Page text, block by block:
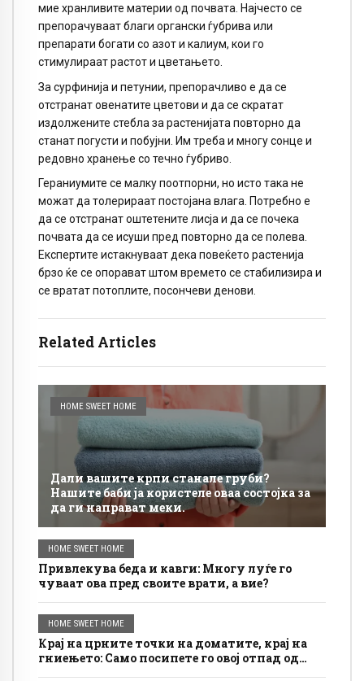
Related Articles
HOME SWEET HOME
Дали вашите крпи станале груби?
Нашите баби ја користеле оваа состојка за
да ги направат меки.
HOME SWEET HOME
Привлекува беда и кавги: Многу луѓе го
чуваат ова пред своите врати, а вие?
HOME SWEET HOME
Крај на црните точки на доматите, крај на
гниењето: Само посипете го овој отпад од
мие хранливите материи од почвата. Најчесто се
препорачуваат благи органски ѓубрива или
препарати богати со азот и калиум, кои го
стимулираат растот и цветањето.
За сурфинија и петунии, препорачливо е да се
отстранат овенатите цветови и да се скратат
издолжените стебла за растенијата повторно да
станат погусти и побујни. Им треба и многу сонце и
редовно хранење со течно ѓубриво.
Гераниумите се малку поотпорни, но исто така не
можат да толерираат постојана влага. Потребно е
да се отстранат оштетените лисја и да се почека
почвата да се исуши пред повторно да се полева.
Експертите истакнуваат дека повеќето растенија
брзо ќе се опорават штом времето се стабилизира и
се вратат потоплите, посончеви денови.